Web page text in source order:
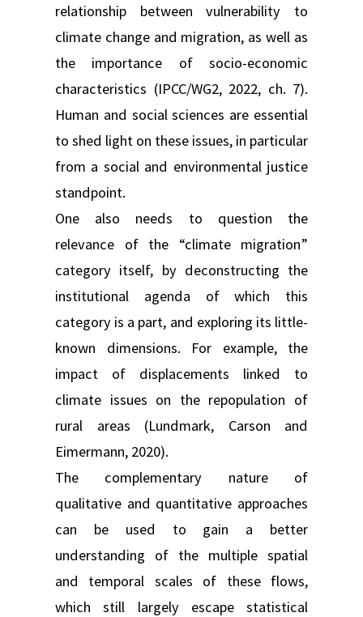
relationship between vulnerability to
climate change and migration, as well as
the importance of socio-economic
characteristics (IPCC/WG2, 2022, ch. 7).
Human and social sciences are essential
to shed light on these issues, in particular
from a social and environmental justice
standpoint.
One also needs to question the
relevance of the “climate migration”
category itself, by deconstructing the
institutional agenda of which this
category is a part, and exploring its little-
known dimensions. For example, the
impact of displacements linked to
climate issues on the repopulation of
rural areas (Lundmark, Carson and
Eimermann, 2020).
The complementary nature of
qualitative and quantitative approaches
can be used to gain a better
understanding of the multiple spatial
and temporal scales of these flows,
which still largely escape statistical